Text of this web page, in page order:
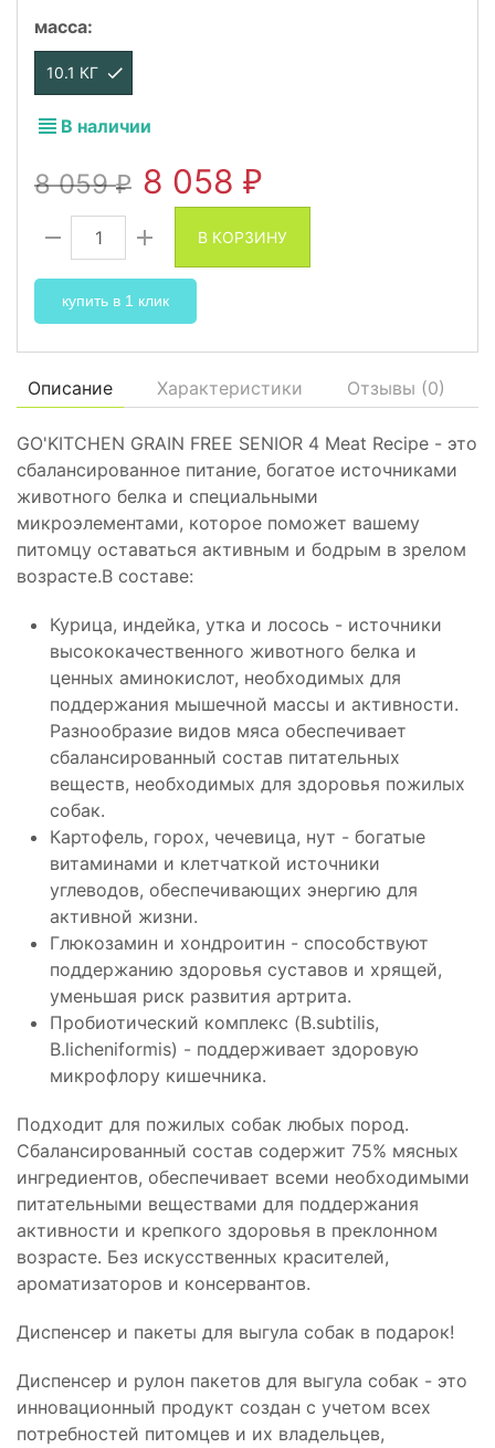
масса:
10.1 КГ
В наличии
8 059₽ 8 058 ₽
В КОРЗИНУ
купить в 1 клик
Описание Характеристики Отзывы (0)
GO'KITCHEN GRAIN FREE SENIOR 4 Meat Recipe - это
сбалансированное питание, богатое источниками
животного белка и специальными
микроэлементами, которое поможет вашему
питомцу оставаться активным и бодрым в зрелом
возрасте.В составе:
Курица, индейка, утка и лосось - источники
высококачественного животного белка и
ценных аминокислот, необходимых для
поддержания мышечной массы и активности.
Разнообразие видов мяса обеспечивает
сбалансированный состав питательных
веществ, необходимых для здоровья пожилых
собак.
Картофель, горох, чечевица, нут - богатые
витаминами и клетчаткой источники
углеводов, обеспечивающих энергию для
активной жизни.
Глюкозамин и хондроитин - способствуют
поддержанию здоровья суставов и хрящей,
уменьшая риск развития артрита.
Пробиотический комплекс (B.subtilis,
B.licheniformis) - поддерживает здоровую
микрофлору кишечника.
Подходит для пожилых собак любых пород.
Сбалансированный состав содержит 75% мясных
ингредиентов, обеспечивает всеми необходимыми
питательными веществами для поддержания
активности и крепкого здоровья в преклонном
возрасте. Без искусственных красителей,
ароматизаторов и консервантов.
Диспенсер и пакеты для выгула собак в подарок!
Диспенсер и рулон пакетов для выгула собак - это
инновационный продукт создан с учетом всех
потребностей питомцев и их владельцев,